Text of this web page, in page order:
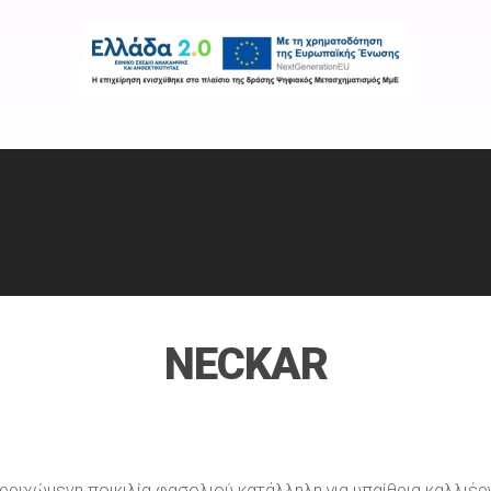
Εταιρεία Προϊόντα Χρήσιμοι
NECKAR